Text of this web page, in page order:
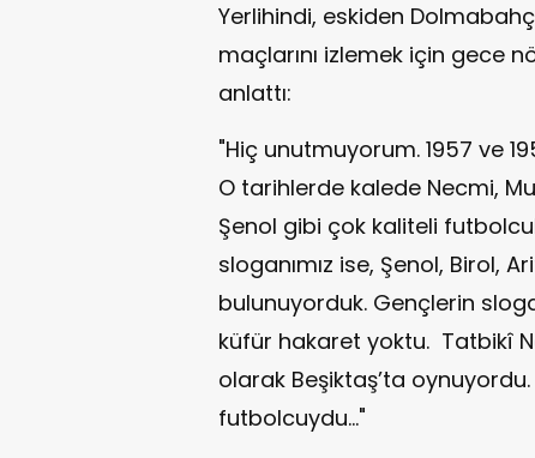
Yerlihindi, eskiden
maçlarını izlemek için gece
anlattı:
"Hiç unutmuyorum. 1957 ve
O tarihlerde kalede Necmi,
Şenol gibi çok kaliteli
sloganımız ise, Şenol, Birol,
bulunuyorduk. Gençlerin
küfür hakaret yoktu. Tatbikî
olarak Beşiktaş’ta
futbolcuydu..."